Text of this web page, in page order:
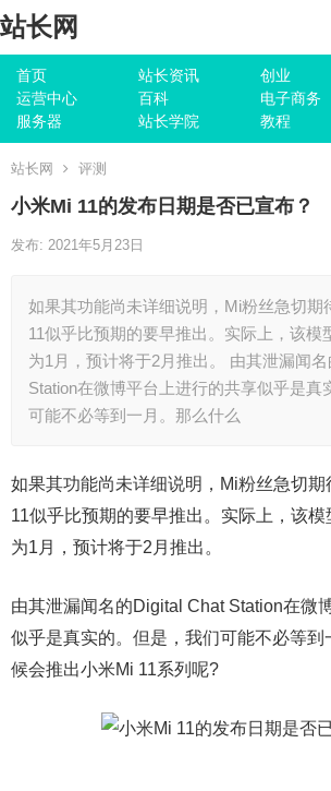
站长网
首页 站长资讯 创业
运营中心
百科 电子商务
服务器
站长学院 教程
站长网 评测
小米Mi 11的发布日期是否已宣布？
发布: 2021年5月23日
如果其功能尚未详细说明，Mi粉丝急切期
11似乎比预期的要早推出。实际上，该模
为1月，预计将于2月推出。 由其泄漏闻
Station在微博平台上进行的共享似乎是真
可能不必等到一月。那么什么
如果其功能尚未详细说明，Mi粉丝急切期
11似乎比预期的要早推出。实际上，该
为1月，预计将于2月推出。
由其泄漏闻名的Digital Chat Station在微
似乎是真实的。但是，我们可能不必等到
候会推出小米Mi 11系列呢?